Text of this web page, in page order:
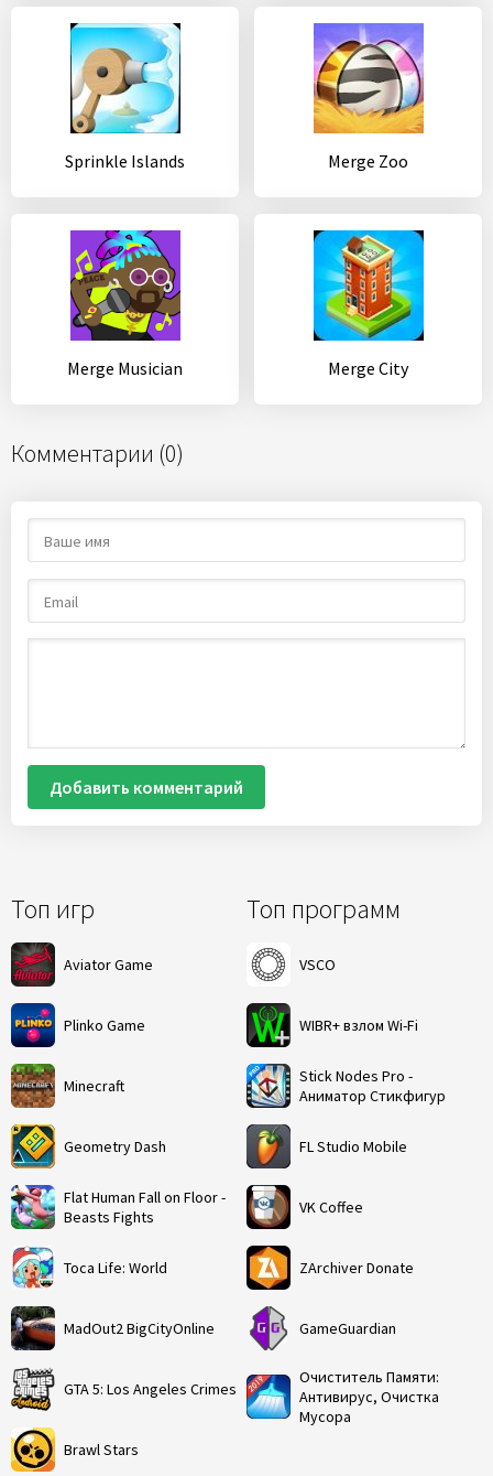
Топ игр
Aviator Game
Plinko Game
Minecraft
Geometry Dash
Flat Human Fall on Floor -
Beasts Fights
Toca Life: World
MadOut2 BigCityOnline
GTA 5: Los Angeles Crimes
Brawl Stars
Топ программ
VSCO
WIBR+ взлом Wi-Fi
Stick Nodes Pro -
Аниматор Стикфигур
FL Studio Mobile
VK Coffee
ZArchiver Donate
GameGuardian
Очиститель Памяти:
Антивирус, Очистка
Мусора
Sprinkle Islands Merge Zoo
Merge Musician Merge City
Комментарии (0)
Добавить комментарий